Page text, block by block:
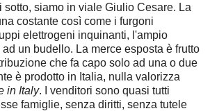
sotto, siamo in viale Giulio Cesare. La
costante così come i furgoni
elettrogeni inquinanti, l'ampio
un budello. La merce esposta è frutto
che fa capo solo ad una o due
è prodotto in Italia, nulla valorizza
in Italy. I venditori sono quasi tutti
famiglie, senza diritti, senza tutele